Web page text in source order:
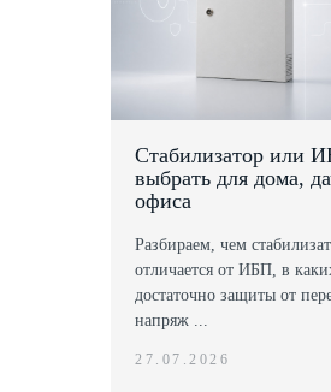
Стабилизатор или
выбрать для дома,
офиса
Разбираем, чем
отличается от ИБП, в
достаточно защиты от
напряж ...
27.07.2026